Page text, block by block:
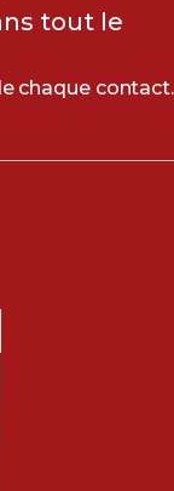
tout le
chaque contact.